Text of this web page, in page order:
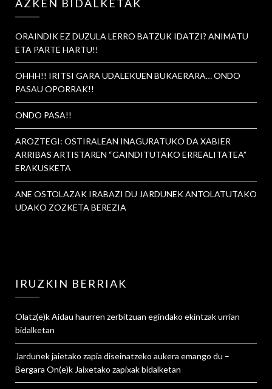
AZKEN BIDALKETAK
ORAINDIK EZ DUZULA LERRO BATZUK IDATZI? ANIMATU
ETA PARTE HARTU!!
OHHH!! IRITSI GARA UDALEKUEN BUKAERARA… ONDO
PASAU OPORRAK!!
ONDO PASA!!
AROZTEGI: OSTIRALEAN INAGURATUKO DA XABIER
ARRIBAS ARTISTAREN “GAINDITUTAKO ERREALITATEA”
ERAKUSKETA
ANE OSTOLAZAK IRABAZI DU JARDUNEK ANTOLATUTAKO
UDAKO ZOZKETA BEREZIA
IRUZKIN BERRIAK
Olatz(e)kAidau haurren zerbitzuan egindako ekintzak urrian
bidalketan
Jardunek jaietako zapia diseinatzeko aukera emango du –
Bergara On(e)k Jaixetako zapixakbidalketan